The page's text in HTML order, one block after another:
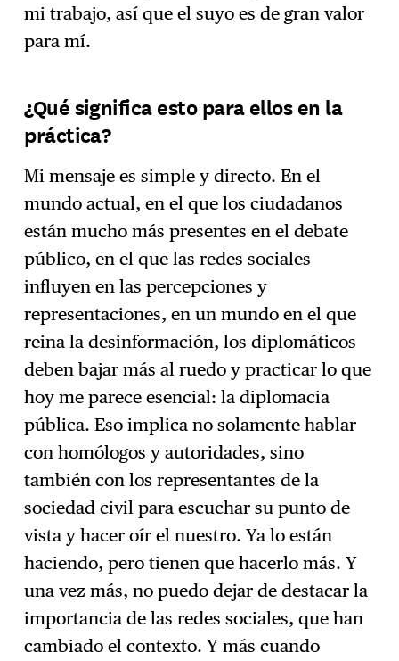
mi trabajo, así que el suyo es de gran valor
para mí.
¿Qué significa esto para ellos en la
práctica?
Mi mensaje es simple y directo. En el
mundo actual, en el que los ciudadanos
están mucho más presentes en el debate
público, en el que las redes sociales
influyen en las percepciones y
representaciones, en un mundo en el que
reina la desinformación, los diplomáticos
deben bajar más al ruedo y practicar lo que
hoy me parece esencial: la diplomacia
pública. Eso implica no solamente hablar
con homólogos y autoridades, sino
también con los representantes de la
sociedad civil para escuchar su punto de
vista y hacer oír el nuestro. Ya lo están
haciendo, pero tienen que hacerlo más. Y
una vez más, no puedo dejar de destacar la
importancia de las redes sociales, que han
cambiado el contexto. Y más cuando